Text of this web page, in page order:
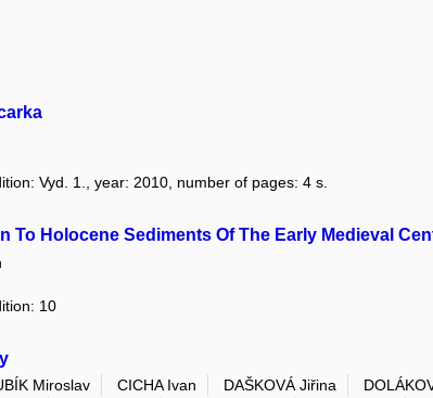
Vyd. 1., year: 2010, number of pages: 4 s.
Holocene Sediments Of The Early Medieval
10
Miroslav CICHA Ivan DAŠKOVÁ Jiřina